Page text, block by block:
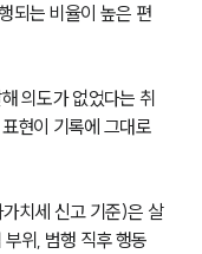
되는 비율이 높은 편
의도가 없었다는 취
현이 기록에 그대로
치세 신고 기준)은 살
위, 범행 직후 행동